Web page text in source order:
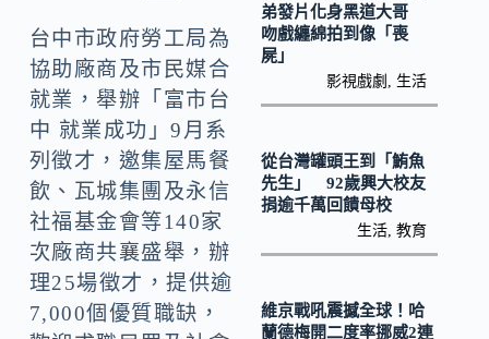
b
o
o
k
p
y
Li
n
k
台中市政府勞工局為
協助廠商及市民媒合
就業，舉辦「富市台
中 就業成功」9月系
列徵才，邀集屋馬餐
飲、瓦城集團及永信
社福基金會等140家
次廠商共襄盛舉，辦
理25場徵才，提供逾
7,000個優質職缺，
弟發片化身黑道大哥
吻戲纏綿拍到像「喪
屍」
影視戲劇 生活
從台灣罐頭王到「鮪魚
先生」 92歲興大校友
捐逾千萬回饋母校
生活 ,教育
維京戰吼震撼全球！哈
蘭德梅開二度率挪威2連